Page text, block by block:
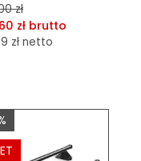
zł
zł brutto
zł netto